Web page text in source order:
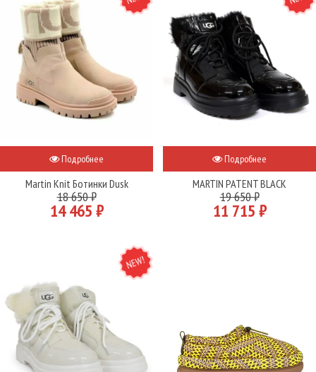
Подробнее
Martin Knit Ботинки Dusk
18 650 ₽
14 465 ₽
Подробнее
MARTIN PATENT BLACK
19 650 ₽
11 715 ₽
NEW